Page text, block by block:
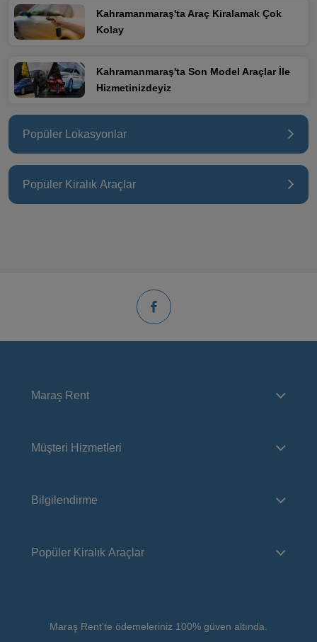
Kahramanmaraş'ta Araç Kiralamak Çok
Kolay
Kahramanmaraş'ta Son Model Araçlar İle
Hizmetinizdeyiz
Popüler Lokasyonlar
Popüler Kiralık Araçlar
Maraş Rent
Müşteri Hizmetleri
Bilgilendirme
Popüler Kiralık Araçlar
Maraş Rent'te ödemeleriniz 100% güven altında.